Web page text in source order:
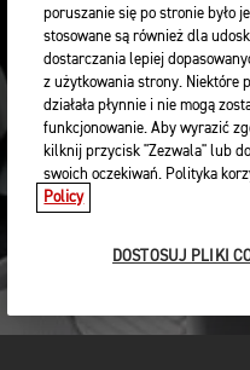
poruszanie się po stronie było
stosowane są również dla
dostarczania lepiej
z użytkowania strony. Niektóre
działała płynnie i nie mogą
funkcjonowanie. Aby wyrazić
kilknij przycisk "Zezwala" lub
swoich oczekiwań. Polityka
Policy
DOSTOSUJ PLIKI